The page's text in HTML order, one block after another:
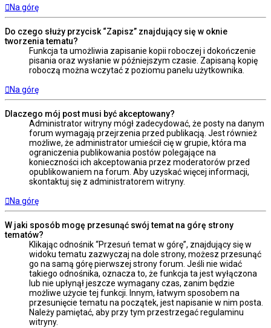
Na górę
Do czego służy przycisk “Zapisz” znajdujący się w oknie
tworzenia tematu?
Funkcja ta umożliwia zapisanie kopii roboczej i dokończenie
pisania oraz wysłanie w późniejszym czasie. Zapisaną kopię
roboczą można wczytać z poziomu panelu użytkownika.
Na górę
Dlaczego mój post musi być akceptowany?
Administrator witryny mógł zadecydować, że posty na danym
forum wymagają przejrzenia przed publikacją. Jest również
możliwe, że administrator umieścił cię w grupie, która ma
ograniczenia publikowania postów polegające na
konieczności ich akceptowania przez moderatorów przed
opublikowaniem na forum. Aby uzyskać więcej informacji,
skontaktuj się z administratorem witryny.
Na górę
W jaki sposób mogę przesunąć swój temat na górę strony
tematów?
Klikając odnośnik “Przesuń temat w górę”, znajdujący się w
widoku tematu zazwyczaj na dole strony, możesz przesunąć
go na samą górę pierwszej strony forum. Jeśli nie widać
takiego odnośnika, oznacza to, że funkcja ta jest wyłączona
lub nie upłynął jeszcze wymagany czas, zanim będzie
możliwe użycie tej funkcji. Innym, łatwym sposobem na
przesunięcie tematu na początek, jest napisanie w nim posta.
Należy pamiętać, aby przy tym przestrzegać regulaminu
witryny.